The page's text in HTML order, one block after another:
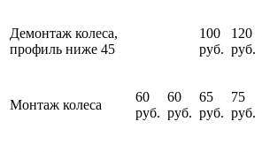
Демонтаж колеса,
профиль ниже 45
100
руб.
120
руб.
Монтаж колеса
60
руб.
60
руб.
65
руб.
75
руб.